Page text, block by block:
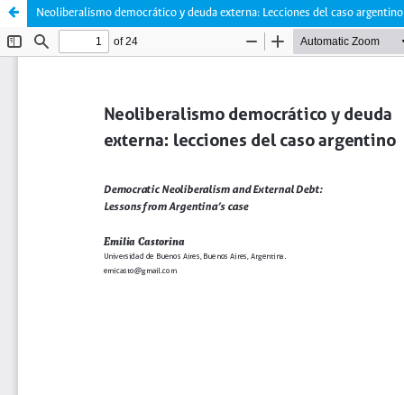
Neoliberalismo democrático y deuda externa: Lecciones del caso argentino